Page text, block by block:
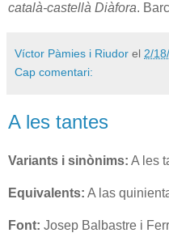
català-castellà Diàfora.
Víctor Pàmies i Riudor el 2/
Cap comentari:
A les tantes
Variants i sinònims: A les
Equivalents: A las
Font: Josep Balbastre i